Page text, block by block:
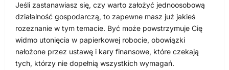
Jeśli zastanawiasz się, czy warto założyć jednoosobową
działalność gospodarczą, to zapewne masz już jakieś
rozeznanie w tym temacie. Być może powstrzymuje Cię
widmo utonięcia w papierkowej robocie, obowiązki
nałożone przez ustawę i kary finansowe, które czekają
tych, którzy nie dopełnią wszystkich wymagań.